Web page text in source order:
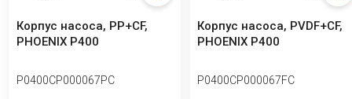
Корпус насоса, PP+CF,
PHOENIX P400
P0400CP000067PC
Корпус насоса, PVDF+CF,
PHOENIX P400
P0400CP000067FC